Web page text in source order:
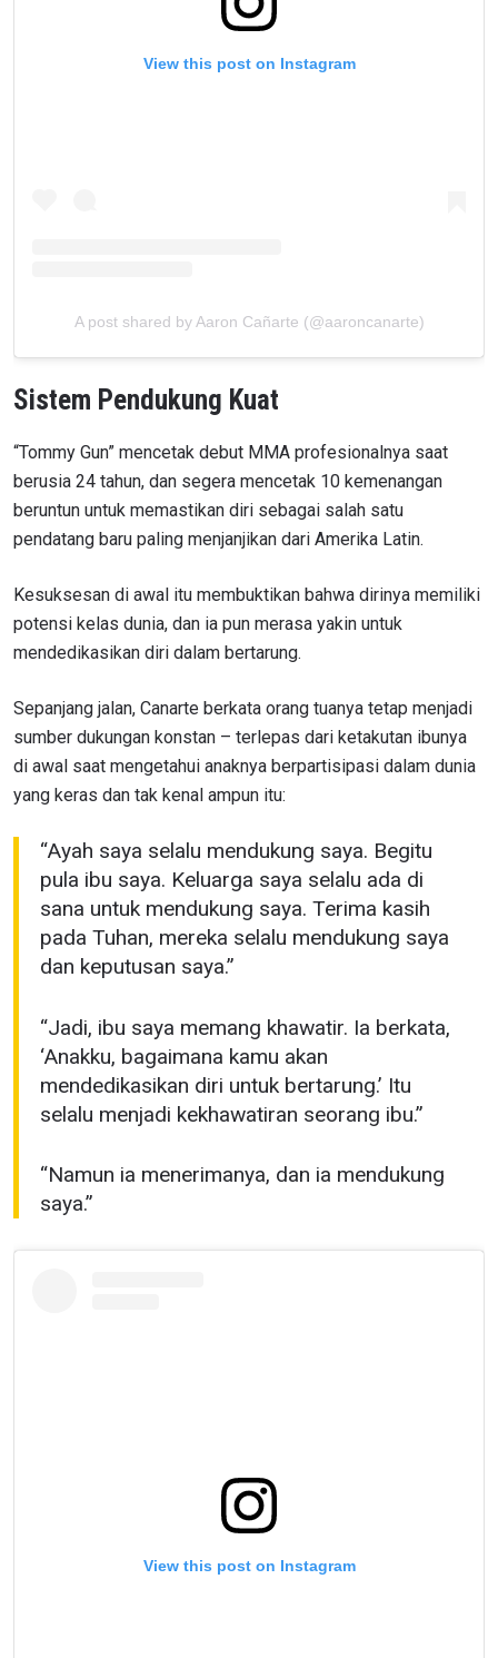
View this post on Instagram
A post shared by Aaron Cañarte (@aaroncanarte)
Sistem Pendukung Kuat
“Tommy Gun” mencetak debut MMA profesionalnya saat
berusia 24 tahun, dan segera mencetak 10 kemenangan
beruntun untuk memastikan diri sebagai salah satu
pendatang baru paling menjanjikan dari Amerika Latin.
Kesuksesan di awal itu membuktikan bahwa dirinya memiliki
potensi kelas dunia, dan ia pun merasa yakin untuk
mendedikasikan diri dalam bertarung.
Sepanjang jalan, Canarte berkata orang tuanya tetap menjadi
sumber dukungan konstan – terlepas dari ketakutan ibunya
di awal saat mengetahui anaknya berpartisipasi dalam dunia
yang keras dan tak kenal ampun itu:
“Ayah saya selalu mendukung saya. Begitu
pula ibu saya. Keluarga saya selalu ada di
sana untuk mendukung saya. Terima kasih
pada Tuhan, mereka selalu mendukung saya
dan keputusan saya.”
“Jadi, ibu saya memang khawatir. Ia berkata,
‘Anakku, bagaimana kamu akan
mendedikasikan diri untuk bertarung.’ Itu
selalu menjadi kekhawatiran seorang ibu.”
“Namun ia menerimanya, dan ia mendukung
saya.”
View this post on Instagram